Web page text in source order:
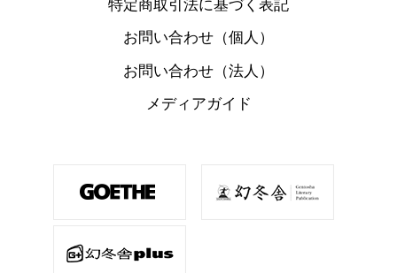
特定商取引法に基づく表記
お問い合わせ（個人）
お問い合わせ（法人）
メディアガイド